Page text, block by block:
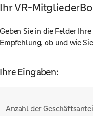
Ihr VR-
Geben Sie in die Felder
Empfehlung, ob und wie
Ihre Eingaben:
Anzahl der